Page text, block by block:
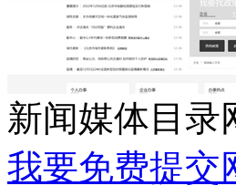
新闻媒体目录
我要免费提交